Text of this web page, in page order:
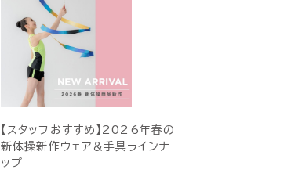
【スタッフおすすめ】2026年春の
新体操新作ウェア＆手具ラインナ
ップ